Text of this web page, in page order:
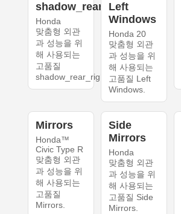
shadow_rear_right
Honda
맞춤형 외관
과 성능을 위
해 사용되는
고품질
shadow_rear_right.
Left
Windows
Honda 20
맞춤형 외관
과 성능을 위
해 사용되는
고품질 Left
Windows.
Mirrors
Honda™
Civic Type R
맞춤형 외관
과 성능을 위
해 사용되는
고품질
Mirrors.
Side
Mirrors
Honda
맞춤형 외관
과 성능을 위
해 사용되는
고품질 Side
Mirrors.